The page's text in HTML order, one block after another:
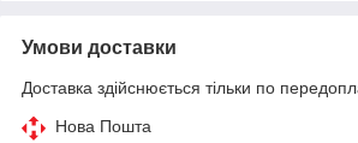
Умови доставки
Доставка здійснюється тільки по
Нова Пошта